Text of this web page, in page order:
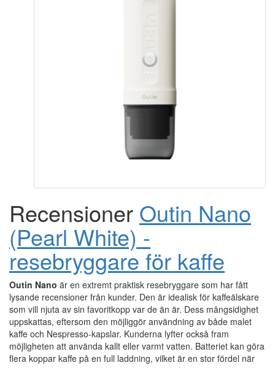
Recensioner Outin Nano
(Pearl White) -
resebryggare för kaffe
Outin Nano är en extremt praktisk resebryggare som har fått
lysande recensioner från kunder. Den är idealisk för kaffeälskare
som vill njuta av sin favoritkopp var de än är. Dess mångsidighet
uppskattas, eftersom den möjliggör användning av både malet
kaffe och Nespresso-kapslar. Kunderna lyfter också fram
möjligheten att använda kallt eller varmt vatten. Batteriet kan göra
flera koppar kaffe på en full laddning, vilket är en stor fördel när